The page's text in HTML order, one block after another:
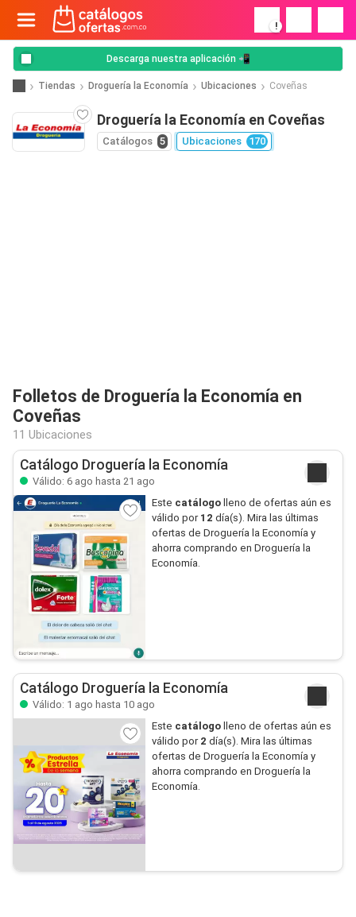
!
Descarga nuestra aplicación 📲
Tiendas Droguería la Economía Ubicaciones Coveñas
Droguería la Economía en Coveñas
Catálogos 5 Ubicaciones 170
Folletos de Droguería la Economía en
Coveñas
11 Ubicaciones
Catálogo Droguería la Economía
Válido: 6 ago hasta 21 ago
Este catálogolleno de ofertas aún es
válido por 12 día(s). Mira las últimas
ofertas de Droguería la Economía y
ahorra comprando en Droguería la
Economía.
Catálogo Droguería la Economía
Válido: 1 ago hasta 10 ago
Este catálogolleno de ofertas aún es
válido por 2 día(s). Mira las últimas
ofertas de Droguería la Economía y
ahorra comprando en Droguería la
Economía.